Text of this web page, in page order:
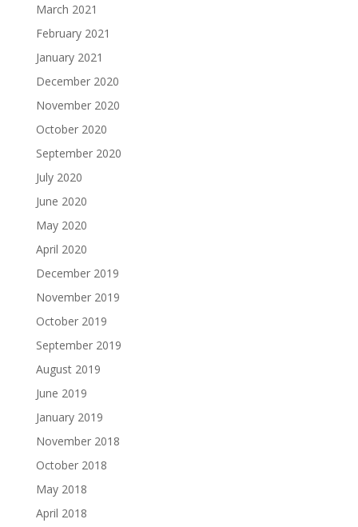
March 2021
February 2021
January 2021
December 2020
November 2020
October 2020
September 2020
July 2020
June 2020
May 2020
April 2020
December 2019
November 2019
October 2019
September 2019
August 2019
June 2019
January 2019
November 2018
October 2018
May 2018
April 2018